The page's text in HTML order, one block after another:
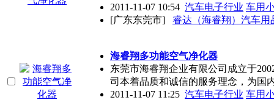
2011-11-07 10:54 汽车电子行业 车用
[广东东莞市]
睿达（海睿翔）汽车用
海睿翔多功能空气净化器
东莞市海睿翔企业有限公司成立于
司本着品质和诚信的服务理念，为国
2011-11-07 11:25 汽车电子行业 车用